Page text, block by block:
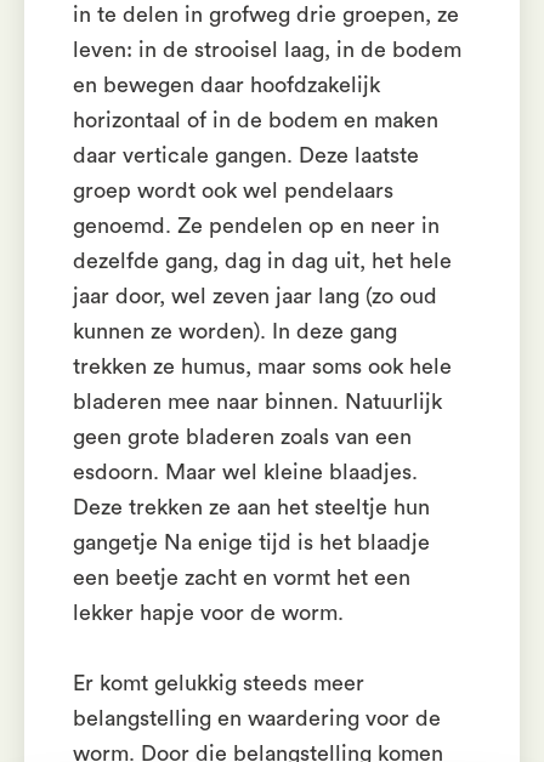
in te delen in grofweg drie groepen, ze
leven: in de strooisel laag, in de bodem
en bewegen daar hoofdzakelijk
horizontaal of in de bodem en maken
daar verticale gangen. Deze laatste
groep wordt ook wel pendelaars
genoemd. Ze pendelen op en neer in
dezelfde gang, dag in dag uit, het hele
jaar door, wel zeven jaar lang (zo oud
kunnen ze worden). In deze gang
trekken ze humus, maar soms ook hele
bladeren mee naar binnen. Natuurlijk
geen grote bladeren zoals van een
esdoorn. Maar wel kleine blaadjes.
Deze trekken ze aan het steeltje hun
gangetje Na enige tijd is het blaadje
een beetje zacht en vormt het een
lekker hapje voor de worm.
Er komt gelukkig steeds meer
belangstelling en waardering voor de
worm. Door die belangstelling komen